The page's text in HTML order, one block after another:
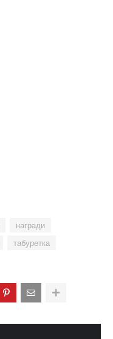
награди
табуретка